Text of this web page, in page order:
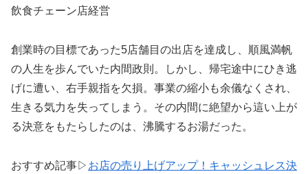
飲食チェーン店経営
創業時の目標であった5店舗目の出店を達成し、順風満帆
の人生を歩んでいた内間政則。しかし、帰宅途中にひき逃
げに遭い、右手親指を欠損。事業の縮小も余儀なくされ、
生きる気力を失ってしまう。その内間に絶望から這い上が
る決意をもたらしたのは、沸騰するお湯だった。
おすすめ記事▷ お店の売り上げアップ！キャッシュレス決